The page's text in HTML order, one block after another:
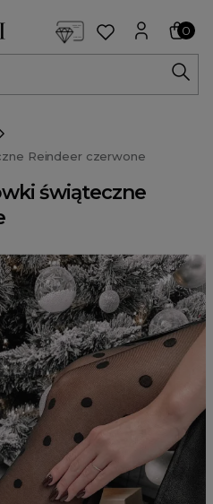
0
Reindeer czerwone
świąteczne